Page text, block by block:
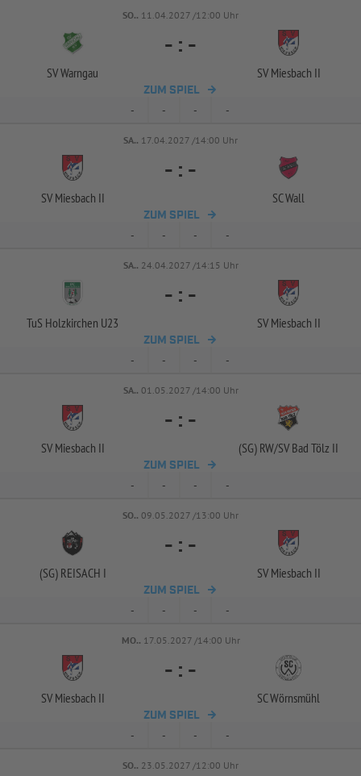
SO.. 11.04.2027 /12:00 Uhr
SV Warngau
- : -
SV Miesbach II
ZUM SPIEL
- - - -
SA.. 17.04.2027 /14:00 Uhr
SV Miesbach II
- : -
SC Wall
ZUM SPIEL
- - - -
SA.. 24.04.2027 /14:15 Uhr
TuS Holzkirchen U23
- : -
SV Miesbach II
ZUM SPIEL
- - - -
SA.. 01.05.2027 /14:00 Uhr
SV Miesbach II
- : -
(SG) RW/SV Bad Tölz II
ZUM SPIEL
- - - -
SO.. 09.05.2027 /13:00 Uhr
(SG) REISACH I
- : -
SV Miesbach II
ZUM SPIEL
- - - -
MO.. 17.05.2027 /14:00 Uhr
SV Miesbach II
- : -
SC Wörnsmühl
ZUM SPIEL
- - - -
SO.. 23.05.2027 /12:00 Uhr